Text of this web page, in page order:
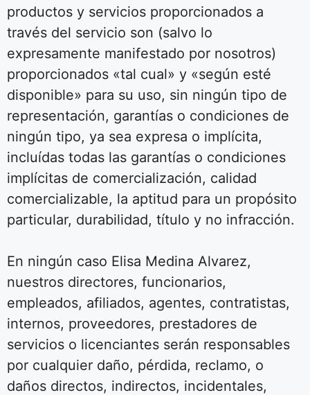
productos y servicios proporcionados a
través del servicio son (salvo lo
expresamente manifestado por nosotros)
proporcionados «tal cual» y «según esté
disponible» para su uso, sin ningún tipo de
representación, garantías o condiciones de
ningún tipo, ya sea expresa o implícita,
incluídas todas las garantías o condiciones
implícitas de comercialización, calidad
comercializable, la aptitud para un propósito
particular, durabilidad, título y no infracción.
En ningún caso Elisa Medina Alvarez,
nuestros directores, funcionarios,
empleados, afiliados, agentes, contratistas,
internos, proveedores, prestadores de
servicios o licenciantes serán responsables
por cualquier daño, pérdida, reclamo, o
daños directos, indirectos, incidentales,